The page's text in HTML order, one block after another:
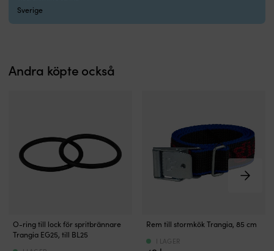
Sverige
Andra köpte också
O-
ring
O-ring till lock för spritbrännare
Trangia EG25, till BL25
Praktisk
rem
som
Rem till stormkök Trangia, 85 cm
I LAGER